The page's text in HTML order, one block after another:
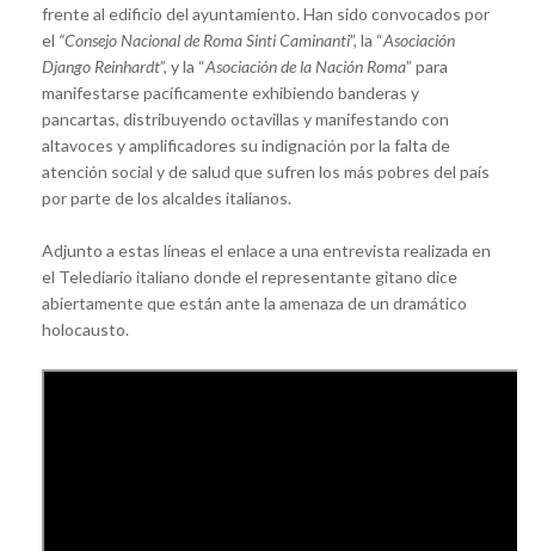
frente al edificio del ayuntamiento. Han sido convocados por
el “Consejo Nacional de Roma Sinti Caminanti”, la “Asociación
Django Reinhardt”, y la “Asociación de la Nación Roma” para
manifestarse pacíficamente exhibiendo banderas y
pancartas, distribuyendo octavillas y manifestando con
altavoces y amplificadores su indignación por la falta de
atención social y de salud que sufren los más pobres del país
por parte de los alcaldes italianos.
Adjunto a estas líneas el enlace a una entrevista realizada en
el Telediario italiano donde el representante gitano dice
abiertamente que están ante la amenaza de un dramático
holocausto.